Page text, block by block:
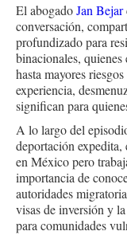
El abogadoJan Bejar
conversación,
profundizado para
binacionales, quienes
hasta mayores
experiencia,
significan para
A lo largo del
deportación expedita,
en México pero
importancia de
autoridades
visas de inversión y
para comunidades